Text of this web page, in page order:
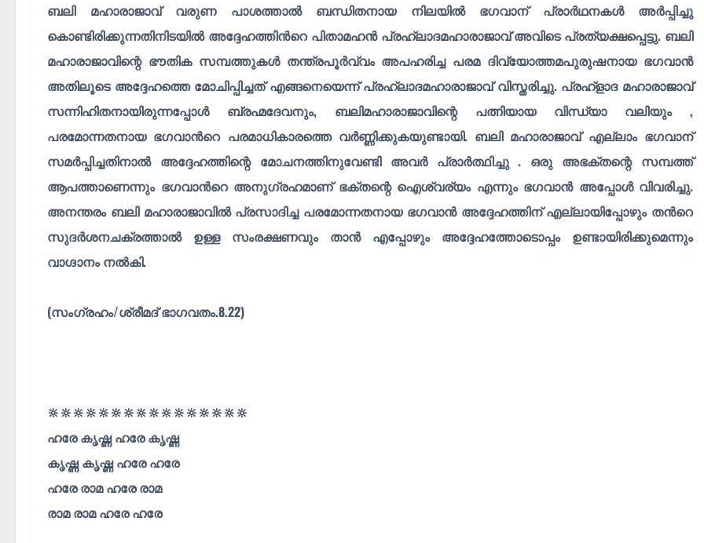
ബലി മഹാരാജാവ് വരുണ പാശത്താൽ ബന്ധിതനായ നിലയിൽ ഭഗവാന് പ്രാർഥനകൾ അർപ്പിച്ചു
കൊണ്ടിരിക്കുന്നതിനിടയിൽ അദ്ദേഹത്തിൻറെ പിതാമഹൻ പ്രഹ്ലാദമഹാരാജാവ് അവിടെ പ്രത്യക്ഷപ്പെട്ടു. ബലി
മഹാരാജാവിന്റെ ഭൗതിക സമ്പത്തുകൾ തന്ത്രപൂർവ്വം അപഹരിച്ച പരമ ദിവ്യോത്തമപുരുഷനായ ഭഗവാൻ
അതിലൂടെ അദ്ദേഹത്തെ മോചിപ്പിച്ചത് എങ്ങനെയെന്ന് പ്രഹ്ലാദമഹാരാജാവ് വിസ്തരിച്ചു. പ്രഹ്ളാദ മഹാരാജാവ്
സന്നിഹിതനായിരുന്നപ്പോൾ ബ്രഹ്മദേവനും, ബലിമഹാരാജാവിന്റെ പത്നിയായ വിന്ധ്യാ വലിയും ,
പരമോന്നതനായ ഭഗവാൻറെ പരമാധികാരത്തെ വർണ്ണിക്കുകയുണ്ടായി. ബലി മഹാരാജാവ് എല്ലാം ഭഗവാന്
സമർപ്പിച്ചതിനാൽ അദ്ദേഹത്തിന്റെ മോചനത്തിനുവേണ്ടി അവർ പ്രാർത്ഥിച്ചു . ഒരു അഭക്തന്റെ സമ്പത്ത്
ആപത്താണെന്നും ഭഗവാൻറെ അനുഗ്രഹമാണ് ഭക്തന്റെ ഐശ്വര്യം എന്നും ഭഗവാൻ അപ്പോൾ വിവരിച്ചു.
അനന്തരം ബലി മഹാരാജാവിൽ പ്രസാദിച്ച പരമോന്നതനായ ഭഗവാൻ അദ്ദേഹത്തിന് എല്ലായിപ്പോഴും തൻറെ
സുദർശനചക്രത്താൽ ഉള്ള സംരക്ഷണവും താൻ എപ്പോഴും അദ്ദേഹത്തോടൊപ്പം ഉണ്ടായിരിക്കുമെന്നും
വാഗ്ദാനം നൽകി.
(സംഗ്രഹം/ശ്രീമദ് ഭാഗവതം.8.22)
🔆🔆🔆🔆🔆🔆🔆🔆🔆🔆🔆🔆🔆🔆🔆🔆
ഹരേ കൃഷ്ണ ഹരേ കൃഷ്ണ
കൃഷ്ണ കൃഷ്ണ ഹരേ ഹരേ
ഹരേ രാമ ഹരേ രാമ
രാമ രാമ ഹരേ ഹരേ